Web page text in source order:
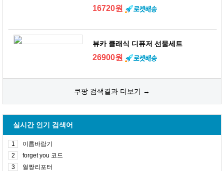
16720원
뷰카 클래식 디퓨저 선물세트
26900원
쿠팡 검색결과 더보기 →
실시간 인기 검색어
1
이름바람기
2
forget you 코드
3
얼짱리포터